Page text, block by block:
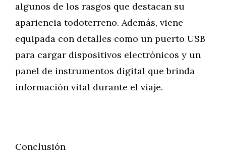
algunos de los rasgos que destacan su
apariencia todoterreno. Además, viene
equipada con detalles como un puerto USB
para cargar dispositivos electrónicos y un
panel de instrumentos digital que brinda
información vital durante el viaje.
Conclusión